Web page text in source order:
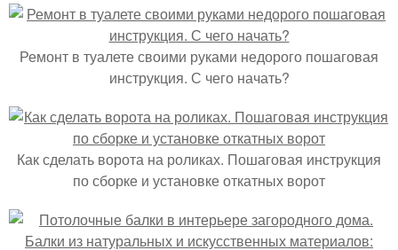
Ремонт в туалете своими руками недорого пошаговая
инструкция. С чего начать?
Как сделать ворота на роликах. Пошаговая инструкция
по сборке и установке откатных ворот